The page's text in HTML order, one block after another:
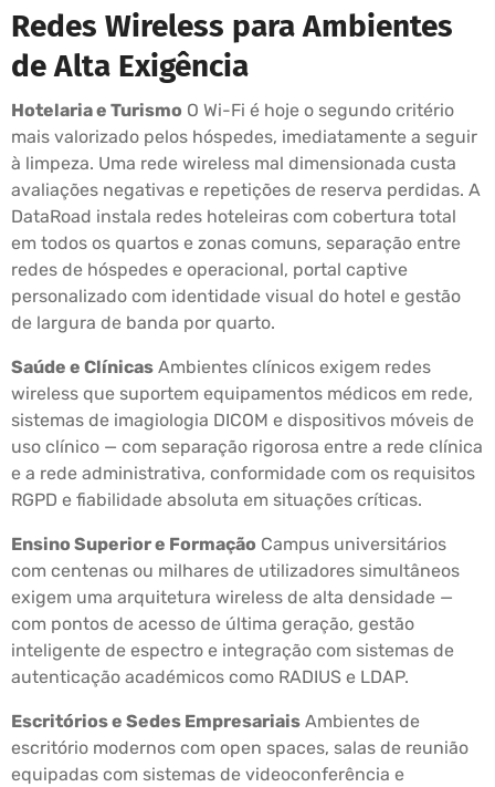
Redes Wireless para Ambientes
de Alta Exigência
Hotelaria e Turismo O Wi-Fi é hoje o segundo critério
mais valorizado pelos hóspedes, imediatamente a seguir
à limpeza. Uma rede wireless mal dimensionada custa
avaliações negativas e repetições de reserva perdidas. A
DataRoad instala redes hoteleiras com cobertura total
em todos os quartos e zonas comuns, separação entre
redes de hóspedes e operacional, portal captive
personalizado com identidade visual do hotel e gestão
de largura de banda por quarto.
Saúde e Clínicas Ambientes clínicos exigem redes
wireless que suportem equipamentos médicos em rede,
sistemas de imagiologia DICOM e dispositivos móveis de
uso clínico — com separação rigorosa entre a rede clínica
e a rede administrativa, conformidade com os requisitos
RGPD e fiabilidade absoluta em situações críticas.
Ensino Superior e Formação Campus universitários
com centenas ou milhares de utilizadores simultâneos
exigem uma arquitetura wireless de alta densidade —
com pontos de acesso de última geração, gestão
inteligente de espectro e integração com sistemas de
autenticação académicos como RADIUS e LDAP.
Escritórios e Sedes Empresariais Ambientes de
escritório modernos com open spaces, salas de reunião
equipadas com sistemas de videoconferência e